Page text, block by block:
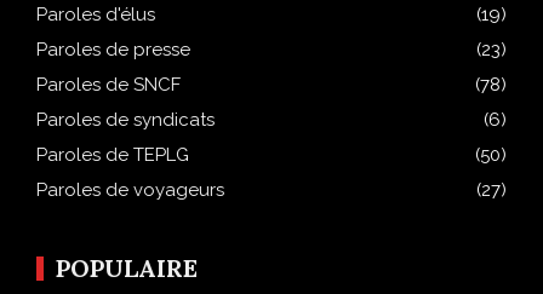
Paroles d'élus
(19)
Paroles de presse
(23)
Paroles de SNCF
(78)
Paroles de syndicats
(6)
Paroles de TEPLG
(50)
Paroles de voyageurs
(27)
POPULAIRE